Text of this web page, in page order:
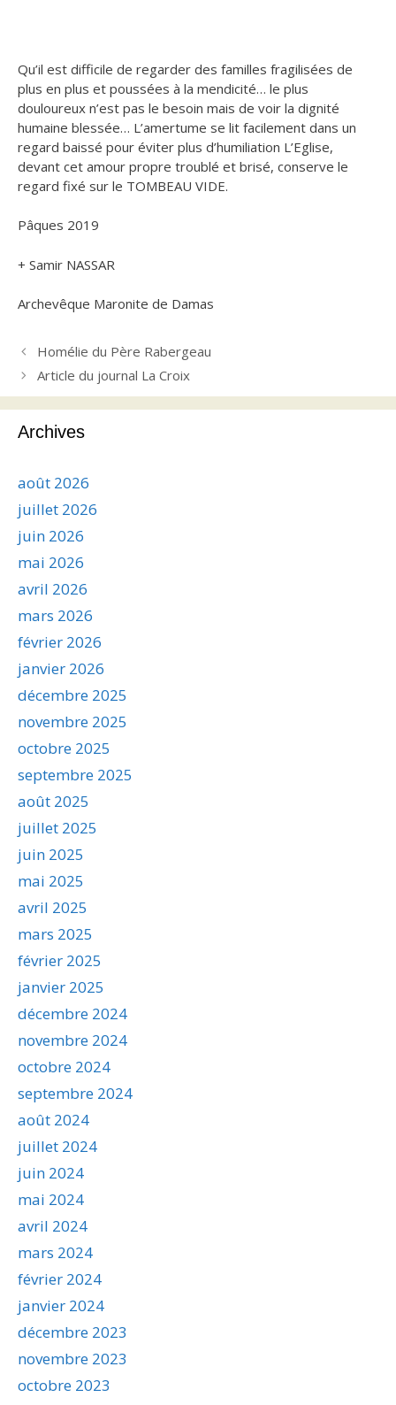
Qu’il est difficile de regarder des familles fragilisées de
plus en plus et poussées à la mendicité… le plus
douloureux n’est pas le besoin mais de voir la dignité
humaine blessée… L’amertume se lit facilement dans un
regard baissé pour éviter plus d’humiliation L’Eglise,
devant cet amour propre troublé et brisé, conserve le
regard fixé sur le TOMBEAU VIDE.
Pâques 2019
+ Samir NASSAR
Archevêque Maronite de Damas
Homélie du Père Rabergeau
Article du journal La Croix
Archives
août 2026
juillet 2026
juin 2026
mai 2026
avril 2026
mars 2026
février 2026
janvier 2026
décembre 2025
novembre 2025
octobre 2025
septembre 2025
août 2025
juillet 2025
juin 2025
mai 2025
avril 2025
mars 2025
février 2025
janvier 2025
décembre 2024
novembre 2024
octobre 2024
septembre 2024
août 2024
juillet 2024
juin 2024
mai 2024
avril 2024
mars 2024
février 2024
janvier 2024
décembre 2023
novembre 2023
octobre 2023